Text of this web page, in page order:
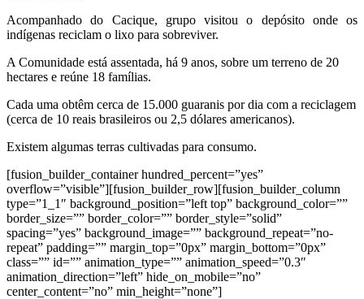
Acompanhado do Cacique, grupo visitou o depósito onde os
indígenas reciclam o lixo para sobreviver.
A Comunidade está assentada, há 9 anos, sobre um terreno de 20
hectares e reúne 18 famílias.
Cada uma obtêm cerca de 15.000 guaranis por dia com a reciclagem
(cerca de 10 reais brasileiros ou 2,5 dólares americanos).
Existem algumas terras cultivadas para consumo.
[fusion_builder_container hundred_percent=”yes”
overflow=”visible”][fusion_builder_row][fusion_builder_column
type=”1_1″ background_position=”left top” background_color=””
border_size=”” border_color=”” border_style=”solid”
spacing=”yes” background_image=”” background_repeat=”no-
repeat” padding=”” margin_top=”0px” margin_bottom=”0px”
class=”” id=”” animation_type=”” animation_speed=”0.3″
animation_direction=”left” hide_on_mobile=”no”
center_content=”no” min_height=”none”]